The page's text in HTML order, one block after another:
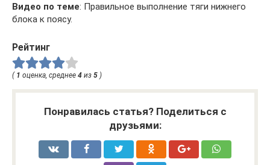
Видео по теме: Правильное выполнение тяги нижнего
блока к поясу.
Рейтинг
( 1 оценка, среднее 4 из 5 )
Понравилась статья? Поделиться с
друзьями: